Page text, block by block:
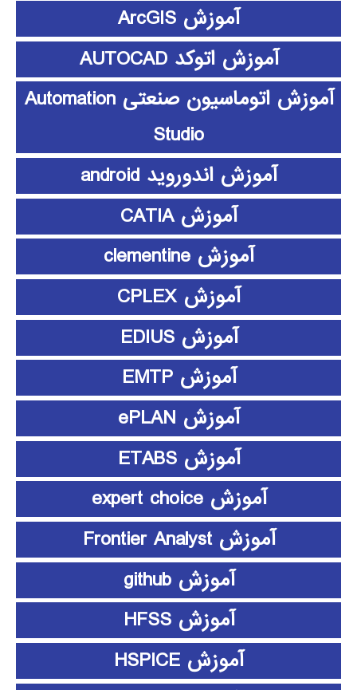
آموزش ArcGIS
آموزش اتوکد AUTOCAD
آموزش اتوماسیون صنعتی Automation
Studio
آموزش اندوروید android
آموزش CATIA
آموزش clementine
آموزش CPLEX
آموزش EDIUS
آموزش EMTP
آموزش ePLAN
آموزش ETABS
آموزش expert choice
آموزش Frontier Analyst
آموزش github
آموزش HFSS
آموزش HSPICE